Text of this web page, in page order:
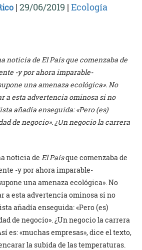
| 29/06/2019 | Ecología
noticia de El País que comenzaba de
-y por ahora imparable-
una amenaza ecológica». No
a esta advertencia ominosa si no
añadía enseguida: «Pero (es)
de negocio». ¿Un negocio la carrera
noticia de El Paísque comenzaba de
-y por ahora imparable-
una amenaza ecológica». No
a esta advertencia ominosa si no
añadía enseguida: «Pero (es)
de negocio». ¿Un negocio la carrera
es: «muchas empresas», dice el texto,
la subida de las temperaturas.